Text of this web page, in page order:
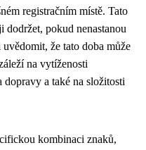
registračním místě. Tato
dodržet, pokud nenastanou
že tato doba může
na vytíženosti
a také na složitosti
kombinaci znaků,